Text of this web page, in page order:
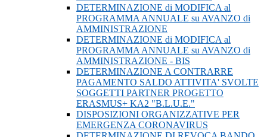
DETERMINAZIONE di MODIFICA al
PROGRAMMA ANNUALE su AVANZO di
AMMINISTRAZIONE
DETERMINAZIONE di MODIFICA al
PROGRAMMA ANNUALE su AVANZO di
AMMINISTRAZIONE - BIS
DETERMINAZIONE A CONTRARRE
PAGAMENTO SALDO ATTIVITA' SVOLTE
SOGGETTI PARTNER PROGETTO
ERASMUS+ KA2 "B.L.U.E."
DISPOSIZIONI ORGANIZZATIVE PER
EMERGENZA CORONAVIRUS